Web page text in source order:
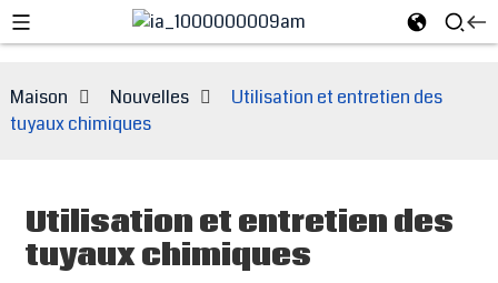
Maison Nouvelles
Utilisation et entretien des
tuyaux chimiques
Utilisation et entretien des
tuyaux chimiques